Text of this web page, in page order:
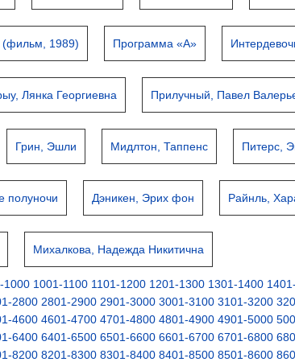
(фильм, 1989) Программа «А»
Лянка Георгиевна Прилучный, Павел
Грин, Эшли Мидлтон, Таппенс Питерс,
полуночи Дэникен, Эрих фон Райнль,
Михалкова, Надежда Никитична
1000 1001-1100 1101-1200 1201-1300 1301-1400
2800 2801-2900 2901-3000 3001-3100 3101-3200
4600 4601-4700 4701-4800 4801-4900 4901-5000
6400 6401-6500 6501-6600 6601-6700 6701-6800
8200 8201-8300 8301-8400 8401-8500 8501-8600